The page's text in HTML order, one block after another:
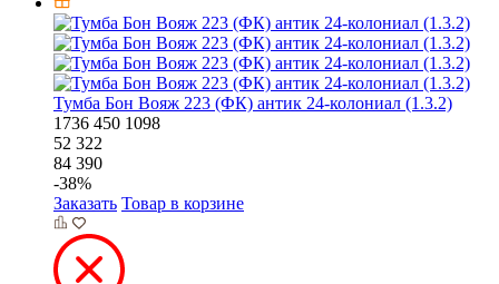
Тумба Бон Вояж 223 (ФК) антик 24-колониал (1.3.2)
1736 450 1098
52 322
84 390
-38%
Заказать Товар в корзине